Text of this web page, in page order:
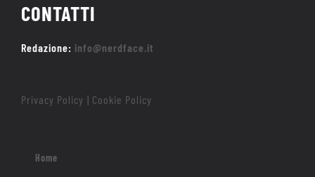
CONTATTI
Redazione: info@nerdface.it
Privacy Policy | Cookie Policy
Home